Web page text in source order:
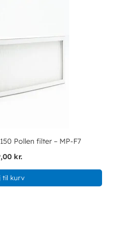
Pollen filter – MP-F7
kr.
til kurv